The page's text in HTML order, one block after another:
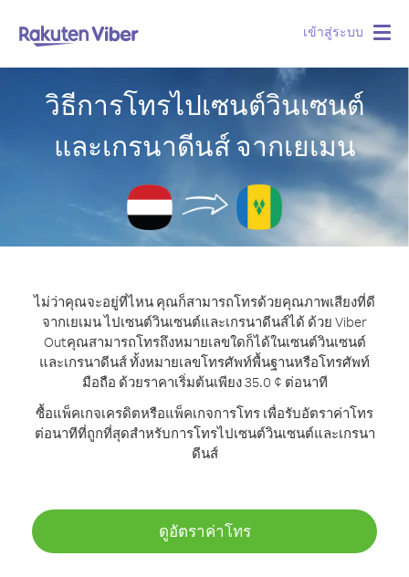
เข้าสู่ระบบ
วิธีการโทรไปเซนต์วินเซนต์
และเกรนาดีนส์ จากเยเมน
ไม่ว่าคุณจะอยู่ที่ไหน คุณก็สามารถโทรด้วยคุณภาพเสียงที่ดี
จากเยเมน ไปเซนต์วินเซนต์และเกรนาดีนส์ได้ ด้วย Viber
Outคุณสามารถโทรถึงหมายเลขใดก็ได้ในเซนต์วินเซนต์
และเกรนาดีนส์ ทั้งหมายเลขโทรศัพท์พื้นฐานหรือโทรศัพท์
มือถือ ด้วยราคาเริ่มต้นเพียง 35.0 ¢ ต่อนาที
ซื้อแพ็คเกจเครดิตหรือแพ็คเกจการโทร เพื่อรับอัตราค่าโทร
ต่อนาทีที่ถูกที่สุดสำหรับการโทรไปเซนต์วินเซนต์และเกรนา
ดีนส์
ดูอัตราค่าโทร